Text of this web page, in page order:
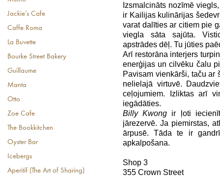
Jackie’s Cafe
Caffe Roma
La Buvette
Bourke Street Bakery
Guillaume
Manta
Otto
Zoe Cafe
The Bookkitchen
Oyster Bar
Icebergs
Aperitif (The Art of Sharing)
Izsmalcināts nozīmē
ir Kailijas kulinārijas
varat dalīties ar citiem pie
viegla sāta sajūta.
apstrādes dēļ. Tu jūties
Arī restorāna interjers
enerģijas un cilvēku čalu
Pavisam vienkārši, taču ar
nelielajā virtuvē.
ceļojumiem. Izliktas arī
iegādāties.
Billy Kwong ir ļoti
jārezervē. Ja piemirstas,
ārpusē. Tāda te ir
apkalpošana.
Shop 3
355 Crown Street